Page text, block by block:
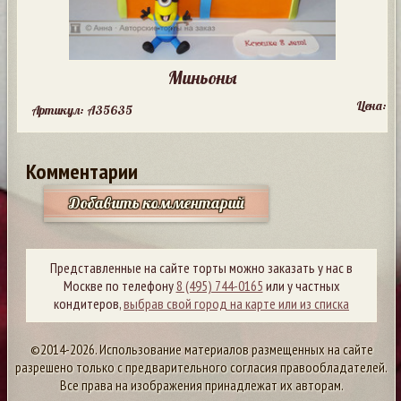
Миньоны
Артикул: A35635 Цена:
Комментарии
Добавить комментарий
Представленные на сайте торты можно заказать у нас в
Москве по телефону8 (495) 744-0165 или у частных
кондитеров,выбрав свой город на карте или из списка
©2014-2026. Использование материалов размещенных на сайте
разрешено только с предварительного согласия правообладателей.
Все права на изображения принадлежат их авторам.